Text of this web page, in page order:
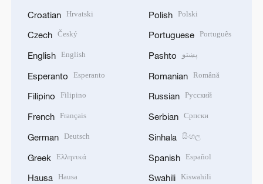
Croatian Hrvatski
Czech Český
English English
Esperanto Esperanto
Filipino Filipino
French Français
German Deutsch
Greek Ελληνικά
Hausa Hausa
Polish Polski
Portuguese Português
Pashto پښتو
Romanian Română
Russian Русский
Serbian Српски
Sinhala සිංහල
Spanish Español
Swahili Kiswahili